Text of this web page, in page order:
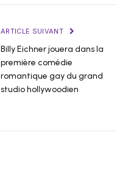
ARTICLE SUIVANT
Billy Eichner jouera dans la
première comédie
romantique gay du grand
studio hollywoodien